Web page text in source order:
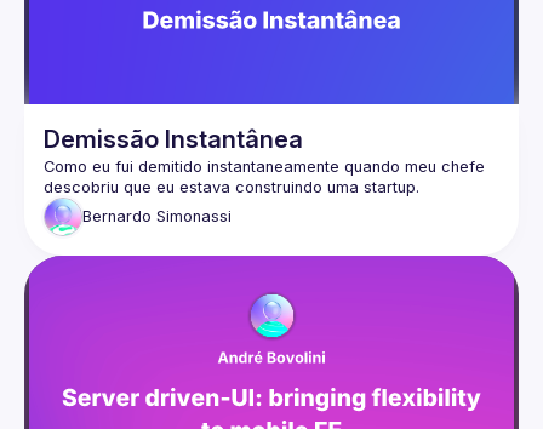
Demissão Instantânea
Como eu fui demitido instantaneamente quando meu chefe
Bernardo Simonassi